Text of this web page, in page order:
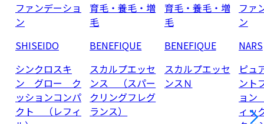
ファンデーショ
ン
SHISEIDO
シンクロスキ
ン グロー ク
ッションコンパ
クト （レフィ
育毛・養毛・増
毛
BENEFIQUE
スカルプエッセ
ンス （スパー
クリングフレグ
ランス）
育毛・養毛・増
毛
BENEFIQUE
スカルプエッセ
ンスＮ
ファ
ン
NARS
ピュ
ント
ョン
ィッ